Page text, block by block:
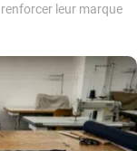
leur marque